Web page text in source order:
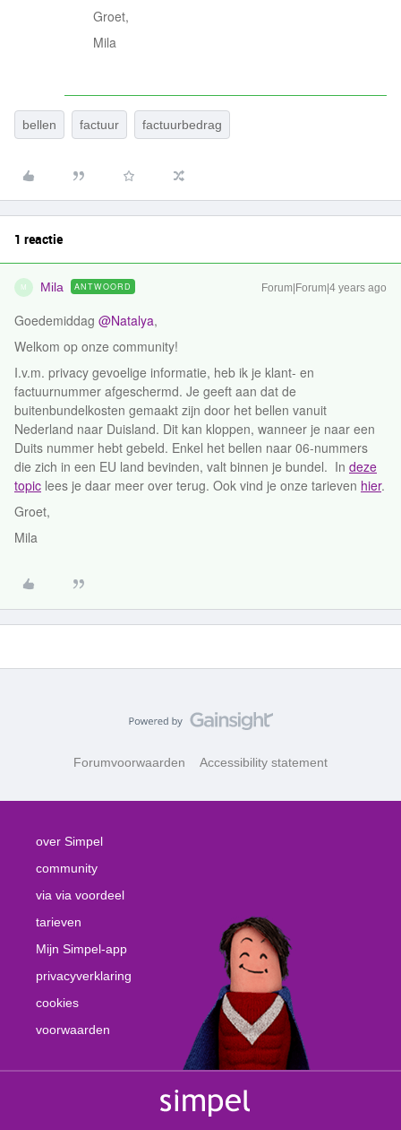
Groet,
Mila
bellen factuur factuurbedrag
1 reactie
M Mila ANTWOORD Forum|Forum|4 years ago
Goedemiddag @Natalya,
Welkom op onze community!
I.v.m. privacy gevoelige informatie, heb ik je klant- en
factuurnummer afgeschermd. Je geeft aan dat de
buitenbundelkosten gemaakt zijn door het bellen vanuit
Nederland naar Duisland. Dit kan kloppen, wanneer je naar een
Duits nummer hebt gebeld. Enkel het bellen naar 06-nummers
die zich in een EU land bevinden, valt binnen je bundel. In deze
topic lees je daar meer over terug. Ook vind je onze tarieven hier.
Groet,
Mila
Forumvoorwaarden Accessibility statement
over Simpel
community
via via voordeel
tarieven
Mijn Simpel-app
privacyverklaring
cookies
voorwaarden